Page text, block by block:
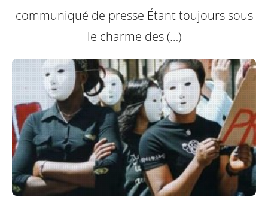
communiqué de presse Étant toujours sous
le charme des (…)